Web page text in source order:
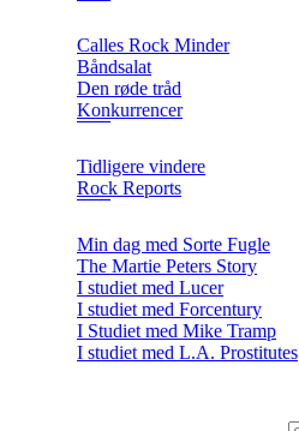
Calles Rock Minder
Båndsalat
Den røde tråd
Konkurrencer
Tidligere vindere
Rock Reports
Min dag med Sorte Fugle
The Martie Peters Story
I studiet med Lucer
I studiet med Forcentury
I Studiet med Mike Tramp
I studiet med L.A. Prostitutes